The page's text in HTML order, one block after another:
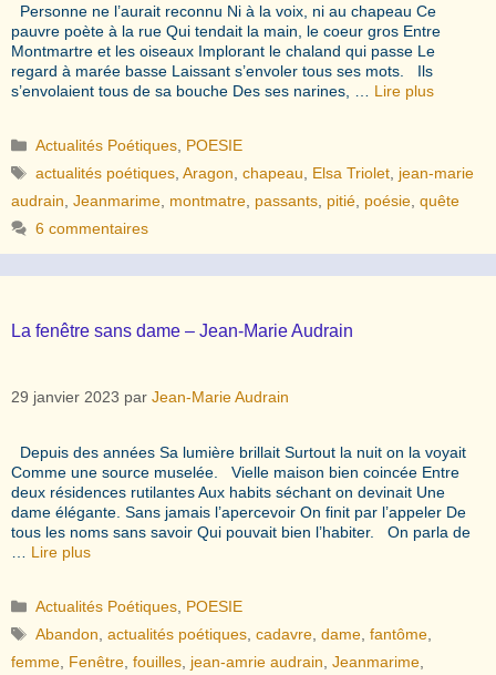
Personne ne l’aurait reconnu Ni à la voix, ni au chapeau Ce
pauvre poète à la rue Qui tendait la main, le coeur gros Entre
Montmartre et les oiseaux Implorant le chaland qui passe Le
regard à marée basse Laissant s’envoler tous ses mots. Ils
s’envolaient tous de sa bouche Des ses narines, … Lire plus
Catégories
Actualités Poétiques POESIE
Étiquettes
actualités poétiques ,Aragon ,chapeau Elsa Triolet jean-marie
audrain Jeanmarime montmatre passants pitié poésie quête
6 commentaires
La fenêtre sans dame – Jean-Marie Audrain
29 janvier 2023 par Jean-Marie Audrain
Depuis des années Sa lumière brillait Surtout la nuit on la voyait
Comme une source muselée. Vielle maison bien coincée Entre
deux résidences rutilantes Aux habits séchant on devinait Une
dame élégante. Sans jamais l’apercevoir On finit par l’appeler De
tous les noms sans savoir Qui pouvait bien l’habiter. On parla de
Lire plus
Catégories
Actualités Poétiques POESIE
Étiquettes
Abandon ,actualités poétiques ,cadavre ,dame ,fantôme
femme Fenêtre fouilles jean-amrie audrain Jeanmarime